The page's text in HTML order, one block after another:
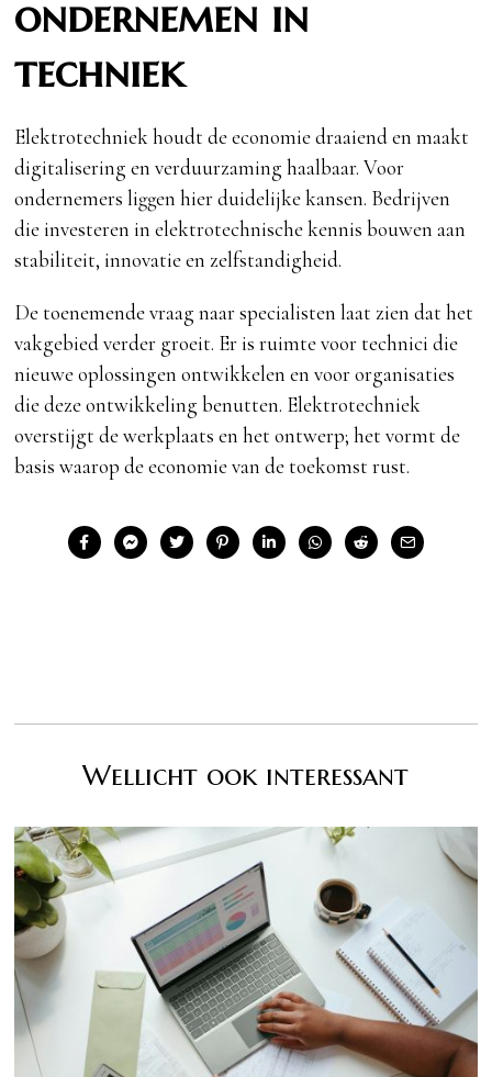
ondernemen in
techniek
Elektrotechniek houdt de economie draaiend en maakt
digitalisering en verduurzaming haalbaar. Voor
ondernemers liggen hier duidelijke kansen. Bedrijven
die investeren in elektrotechnische kennis bouwen aan
stabiliteit, innovatie en zelfstandigheid.
De toenemende vraag naar specialisten laat zien dat het
vakgebied verder groeit. Er is ruimte voor technici die
nieuwe oplossingen ontwikkelen en voor organisaties
die deze ontwikkeling benutten. Elektrotechniek
overstijgt de werkplaats en het ontwerp; het vormt de
basis waarop de economie van de toekomst rust.
Wellicht ook interessant